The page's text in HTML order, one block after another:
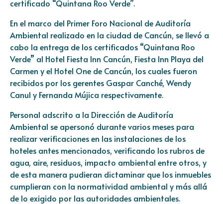
certificado “Quintana Roo Verde”.
En el marco del Primer Foro Nacional de Auditoría
Ambiental realizado en la ciudad de Cancún, se llevó a
cabo la entrega de los certificados “Quintana Roo
Verde” al Hotel Fiesta Inn Cancún, Fiesta Inn Playa del
Carmen y el Hotel One de Cancún, los cuales fueron
recibidos por los gerentes Gaspar Canché, Wendy
Canul y Fernanda Mújica respectivamente.
Personal adscrito a la Dirección de Auditoría
Ambiental se apersonó durante varios meses para
realizar verificaciones en las instalaciones de los
hoteles antes mencionados, verificando los rubros de
agua, aire, residuos, impacto ambiental entre otros, y
de esta manera pudieran dictaminar que los inmuebles
cumplieran con la normatividad ambiental y más allá
de lo exigido por las autoridades ambientales.